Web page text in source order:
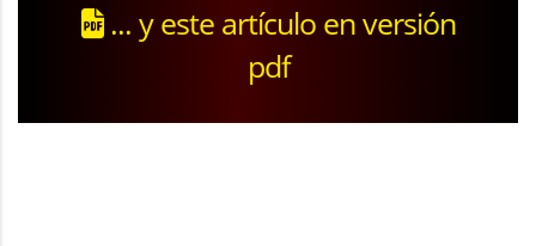
... y este artículo en versión
pdf